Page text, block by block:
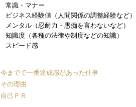
常識・マナー
ビジネス経験値（人間関係の調整経験など）
メンタル（忍耐力・愚痴を言わないなど）
知識度（各種の法律や制度などの知識）
スピード感
今までで一番達成感があった仕事
その理由
自己ＰＲ